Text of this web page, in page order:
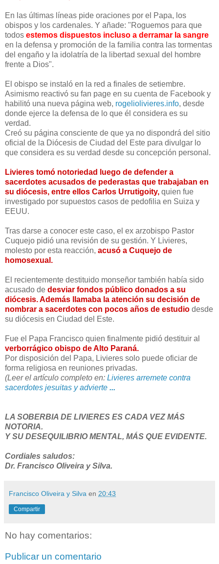
En las últimas líneas pide oraciones por el Papa, los
obispos y los cardenales. Y añade: "Roguemos para que
todos estemos dispuestos incluso a derramar la sangre
en la defensa y promoción de la familia contra las tormentas
del engaño y la idolatría de la libertad sexual del hombre
frente a Dios".
El obispo se instaló en la red a finales de setiembre.
Asimismo reactivó su fan page en su cuenta de Facebook y
habilitó una nueva página web, rogeliolivieres.info, desde
donde ejerce la defensa de lo que él considera es su
verdad.
Creó su página consciente de que ya no dispondrá del sitio
oficial de la Diócesis de Ciudad del Este para divulgar lo
que considera es su verdad desde su concepción personal.
Livieres tomó notoriedad luego de defender a
sacerdotes acusados de pederastas que trabajaban en
su diócesis, entre ellos Carlos Urrutigoity, quien fue
investigado por supuestos casos de pedofilia en Suiza y
EEUU.
Tras darse a conocer este caso, el ex arzobispo Pastor
Cuquejo pidió una revisión de su gestión. Y Livieres,
molesto por esta reacción, acusó a Cuquejo de
homosexual.
El recientemente destituido monseñor también había sido
acusado de desviar fondos público donados a su
diócesis. Además llamaba la atención su decisión de
nombrar a sacerdotes con pocos años de estudio desde
su diócesis en Ciudad del Este.
Fue el Papa Francisco quien finalmente pidió destituir al
verborrágico obispo de Alto Paraná.
Por disposición del Papa, Livieres solo puede oficiar de
forma religiosa en reuniones privadas.
(Leer el artículo completo en: Livieres arremete contra
sacerdotes jesuitas y advierte ...
LA SOBERBIA DE LIVIERES ES CADA VEZ MÁS
NOTORIA.
Y SU DESEQUILIBRIO MENTAL, MÁS QUE EVIDENTE.
Cordiales saludos:
Dr. Francisco Oliveira y Silva.
Francisco Oliveira y Silva en 20:43
Compartir
No hay comentarios:
Publicar un comentario